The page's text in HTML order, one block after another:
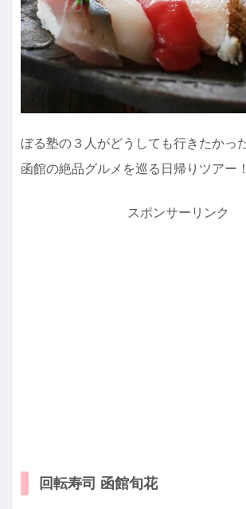
ぼる塾の３人がどうしても行きたかっ
函館の絶品グルメを巡る日帰りツアー！
スポンサーリンク
回転寿司 函館旬花